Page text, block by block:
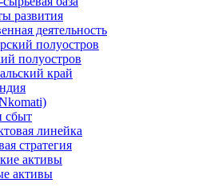
развития
деятельность
полуостров
полуостров
край
сбыт
линейка
стратегия
активы
активы